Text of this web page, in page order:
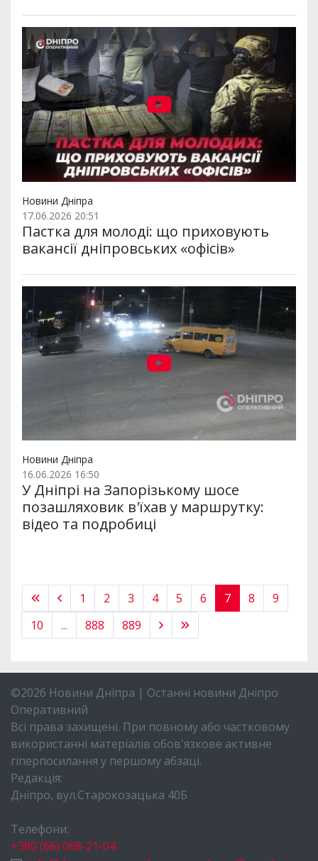
Новини Дніпра
17.06.2026 20:51
Пастка для молоді: що приховують
вакансії дніпровських «офісів»
Новини Дніпра
16.06.2026 16:50
У Дніпрі на Запорізькому шосе
позашляховик в'їхав у маршрутку:
відео та подробиці
1 2 3 4 5 6 7 8
9
10
... 888 889
©2026 Новини Дніпра | Останні новини Дніпро
Оперативний
Всі права захищені. При повному або частковому
використанні матеріалів обов'язкове активне
гіперпосилання у першому абзаці.
Редакція:
Дніпро, вул.Старокозацька 40Б
Телефони:
+380 (66) 068-21-04